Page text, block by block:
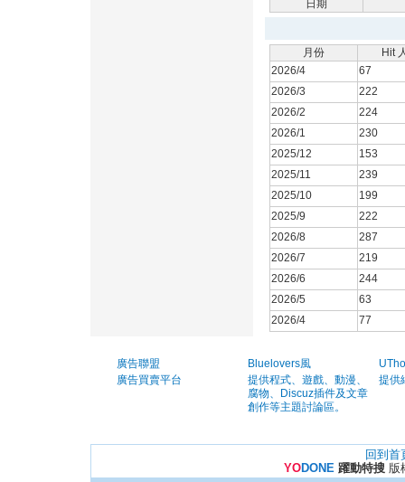
日期
月份
Hit
2026/4
67
2026/3
222
2026/2
224
2026/1
230
2025/12
153
2025/11
239
2025/10
199
2025/9
222
2026/8
287
2026/7
219
2026/6
244
2026/5
63
2026/4
77
廣告聯盟
廣告買賣平台
Bluelovers風
提供程式、遊戲、動漫、
腐物、Discuz插件及文章
創作等主題討論區。
提供
回到首
YODONE 躍動特搜版